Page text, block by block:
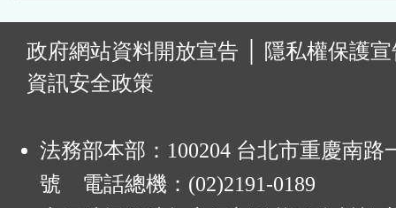
政府網站資料開放宣告
隱私權保護
資訊安全政策
法務部本部：100204 台北市重慶南路
號 電話總機：(02)2191-0189